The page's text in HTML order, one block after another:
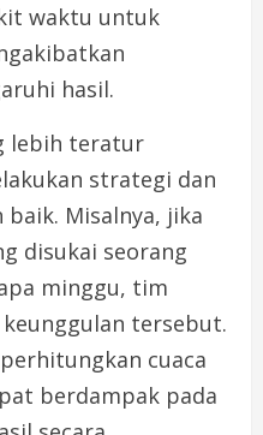
waktu untuk
hasil.
lebih teratur
strategi dan
baik. Misalnya, jika
disukai seorang
minggu, tim
tersebut.
cuaca
berdampak pada